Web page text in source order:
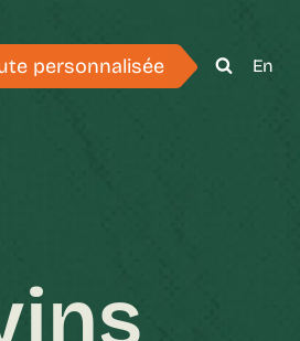
personnalisée En